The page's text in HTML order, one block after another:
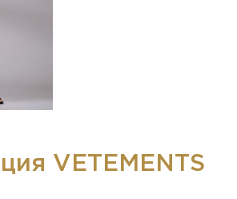
VETEMENTS